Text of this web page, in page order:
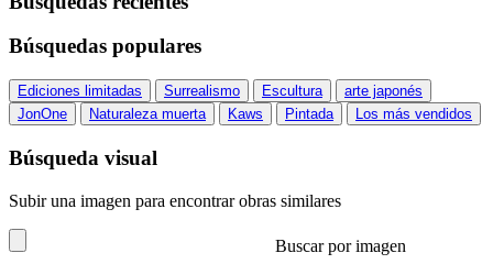
Búsquedas populares
Ediciones limitadas Surrealismo Escultura
arte japonés
JonOne
Naturaleza muerta Kaws Pintada Los más vendidos
Búsqueda visual
Subir una imagen para encontrar obras similares
Buscar por imagen